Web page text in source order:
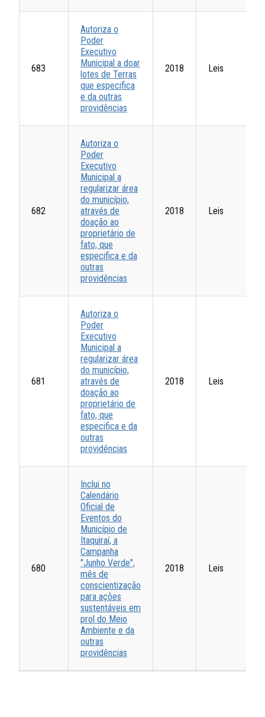
683
Autoriza o
Poder
Executivo
Municipal a doar
lotes de Terras
que especifica
e da outras
providências
2018 Leis
682
Autoriza o
Poder
Executivo
Municipal a
regularizar área
do município,
através de
doação ao
proprietário de
fato, que
especifica e da
outras
providências
2018 Leis
681
Autoriza o
Poder
Executivo
Municipal a
regularizar área
do município,
através de
doação ao
proprietário de
fato, que
especifica e da
outras
providências
2018 Leis
680
Inclui no
Calendário
Oficial de
Eventos do
Município de
Itaquiraí, a
Campanha
"Junho Verde",
mês de
conscientização
para ações
sustentáveis em
prol do Meio
Ambiente e da
outras
providências
2018 Leis